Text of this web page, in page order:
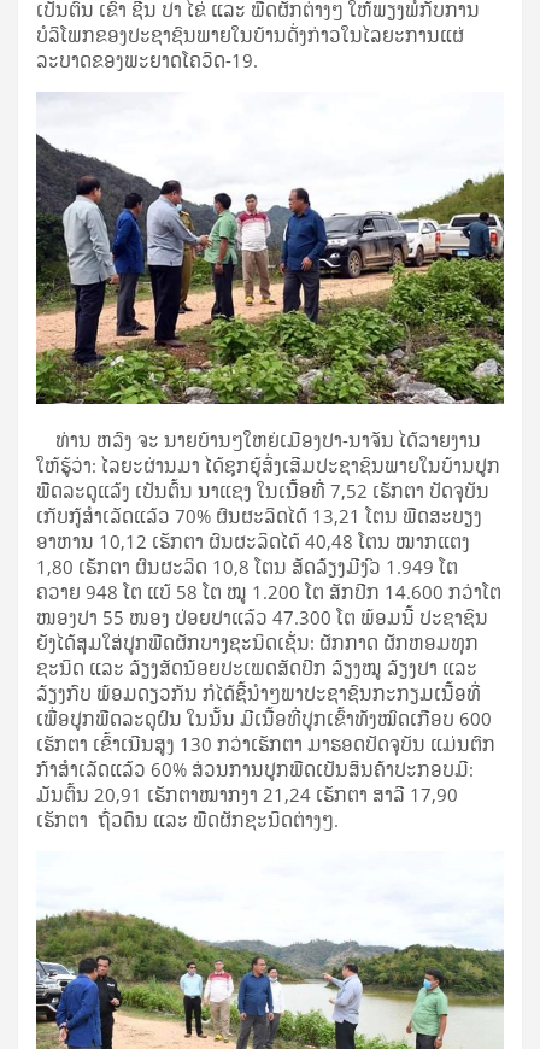
ເປັນຕົ້ນ ເຂົ້າ ຊີ້ນ ປາ ໄຂ່ ແລະ ພືດຜັກຕ່າງໆ ໃຫ້ພຽງພໍກັບການ
ບໍລິໂພກຂອງປະຊາຊົນພາຍໃນບ້ານດັ່ງກ່າວໃນໄລຍະການແຜ່
ລະບາດຂອງພະຍາດໂຄວິດ-19.
ທ່ານ ຫລົງ ຈະ ນາຍບ້ານໆໃຫຍ່ເມືອງປາ-ນາຈັນ ໄດ້ລາຍງານ
ໃຫ້ຮູ້ວ່າ: ໄລຍະຜ່ານມາ ໄດ້ຊຸກຍູ້ສົ່ງເສີມປະຊາຊົນພາຍໃນບ້ານປູກ
ພືດລະດູແລ້ງ ເປັນຕົ້ນ ນາແຊງ ໃນເນື້ອທີ່ 7,52 ເຮັກຕາ ປັດຈຸບັນ
ເກັບກູ້ສຳເລັດແລ້ວ 70% ຜົນຜະລິດໄດ້ 13,21 ໂຕນ ພືດສະບຽງ
ອາຫານ 10,12 ເຮັກຕາ ຜົນຜະລິດໄດ້ 40,48 ໂຕນ ໝາກແຕງ
1,80 ເຮັກຕາ ຜົນຜະລິດ 10,8 ໂຕນ ສັດລ້ຽງມີງົວ 1.949 ໂຕ
ຄວາຍ 948 ໂຕ ແບ້ 58 ໂຕ ໝູ 1.200 ໂຕ ສັກປີກ 14.600 ກວ່າໂຕ
ໜອງປາ 55 ໜອງ ປ່ອຍປາແລ້ວ 47.300 ໂຕ ພ້ອມນີ້ ປະຊາຊົນ
ຍັງໄດ້ສຸມໃສ່ປູກພືດຜັກບາງຊະນິດເຊັ່ນ: ຜັກກາດ ຜັກຫອມທຸກ
ຊະນິດ ແລະ ລ້ຽງສັດນ້ອຍປະເພດສັດປີກ ລ້ຽງໝູ ລ້ຽງປາ ແລະ
ລ້ຽງກົບ ພ້ອມດຽວກັນ ກໍໄດ້ຊີ້ນໍາໆພາປະຊາຊົນກະກຽມເນື້ອທີ່
ເພື່ອປູກພືດລະດູຝົນ ໃນນັ້ນ ມີເນື້ອທີ່ປູກເຂົ້າທັງໝົດເກືອບ 600
ເຮັກຕາ ເຂົ້າເນີນສູງ 130 ກວ່າເຮັກຕາ ມາຮອດປັດຈຸບັນ ແມ່ນຕົກ
ກ້າສຳເລັດແລ້ວ 60% ສ່ວນການປູກພືດເປັນສິນຄ້າປະກອບມີ:
ມັນຕົ້ນ 20,91 ເຮັກຕາໝາກງາ 21,24 ເຮັກຕາ ສາລີ 17,90
ເຮັກຕາ ຖົ່ວດິນ ແລະ ພືດຜັກຊະນິດຕ່າງໆ.